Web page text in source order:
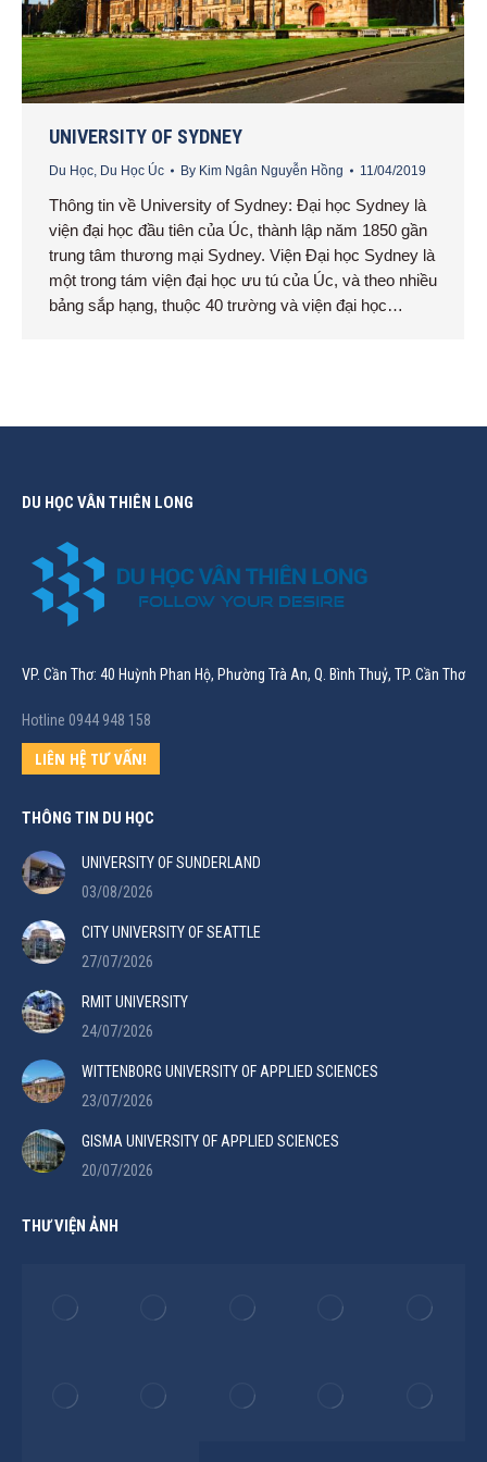
UNIVERSITY OF SYDNEY
Du Học, Du Học Úc By Kim Ngân Nguyễn Hồng 11/04/2019
Thông tin về University of Sydney: Đại học Sydney là
viện đại học đầu tiên của Úc, thành lập năm 1850 gần
trung tâm thương mại Sydney. Viện Đại học Sydney là
một trong tám viện đại học ưu tú của Úc, và theo nhiều
bảng sắp hạng, thuộc 40 trường và viện đại học…
DU HỌC VÂN THIÊN LONG
VP. Cần Thơ: 40 Huỳnh Phan Hộ, Phường Trà An, Q. Bình Thuỷ, TP. Cần Thơ
Hotline 0944 948 158
LIÊN HỆ TƯ VẤN!
THÔNG TIN DU HỌC
UNIVERSITY OF SUNDERLAND
03/08/2026
CITY UNIVERSITY OF SEATTLE
27/07/2026
RMIT UNIVERSITY
24/07/2026
WITTENBORG UNIVERSITY OF APPLIED SCIENCES
23/07/2026
GISMA UNIVERSITY OF APPLIED SCIENCES
20/07/2026
THƯ VIỆN ẢNH